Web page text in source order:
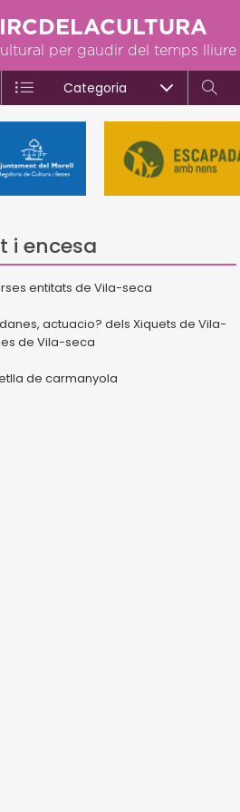
per gaudir del temps lliure
Categoria
i encesa
entitats de Vila-seca
actuacio? dels Xiquets de Vila-
de Vila-seca
de carmanyola